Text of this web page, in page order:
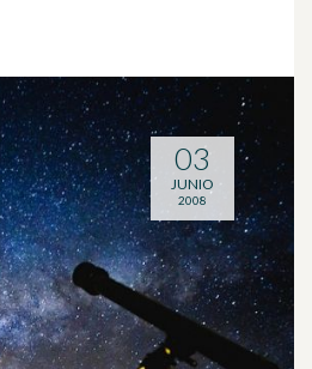
03
JUNIO
2008